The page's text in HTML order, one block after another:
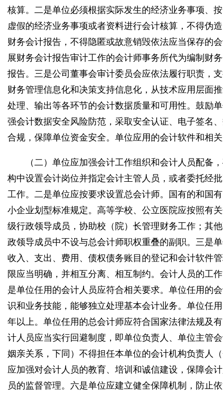
核算。二是单位必须根据实际发生的经济业务事项、
虚假的经济业务事项或者资料进行会计核算，不得伪
财务会计报告，不得隐匿或故意销毁依法应当保存的
展财务会计报告审计工作的会计师事务所代为编制财
报告。三是公司董事会审计委员会应依法履行职责，
财务管理信息化和决策支持信息化，从技术应用层面
处理、输出等各环节的会计数据质量和可用性。鼓励
强会计数据安全风险防范，采取安全认证、电子签名
合规，保障单位资金安全。单位应用的会计软件和相
（二）单位应加强会计工作组织和会计人员配
构中设置会计岗位并指定会计主管人员，或者委托经
工作。二是单位应按要求设置总会计师。国有的和国
小企业划型标准规定。高等学校、公立医院应按照有
级行政领导成员，协助校（院）长管理财务工作；其
政领导成员中不设与总会计师职权重叠的副职。三是
收入、支出、费用、债权债务账目的登记和会计软件
限应当明确，并相互分离、相互制约。会计人员的工
是单位任用的会计人员应符合相关要求。单位任用的
识和业务技能，能够独立处理基本会计业务。单位任
年以上。单位任用的总会计师应符合国家法律法规及
计人员应当实行回避制度，即单位负责人、单位主管
姻亲关系，下同）不得担任本单位的会计机构负责人
应加强对会计人员的教育、培训和诚信建设，保障会
员的监督管理。六是单位应建立健全保障机制，防止